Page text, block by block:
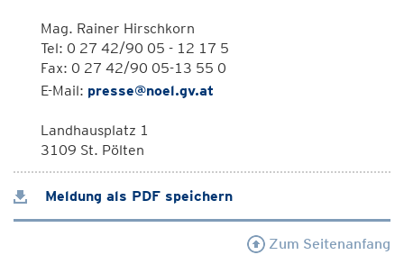
Mag. Rainer Hirschkorn
Tel: 0 27 42/90 05 - 12 17 5
Fax: 0 27 42/90 05-13 55 0
E-Mail: presse@noel.gv.at
Landhausplatz 1
3109 St. Pölten
Meldung als PDF speichern
Zum Seitenanfang